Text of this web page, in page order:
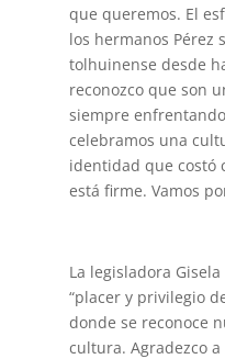
que queremos. El
los hermanos Pérez
tolhuinense desde
reconozco que son
siempre
celebramos una
identidad que costó
está firme. Vamos
La legisladora
“placer y privilegio
donde se reconoce
cultura. Agradezco